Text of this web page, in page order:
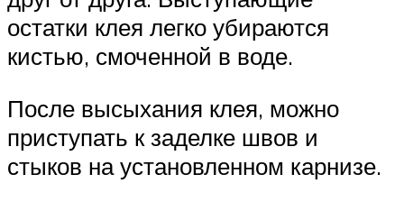
остатки клея легко убираются
кистью, смоченной в воде.
После высыхания клея, можно
приступать к заделке швов и
стыков на установленном карнизе.